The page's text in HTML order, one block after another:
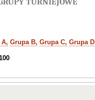
Grupa B, Grupa C, Grupa D